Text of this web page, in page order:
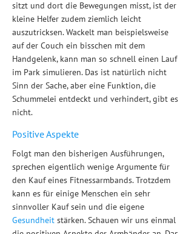
sitzt und dort die Bewegungen misst, ist der
kleine Helfer zudem ziemlich leicht
auszutricksen. Wackelt man beispielsweise
auf der Couch ein bisschen mit dem
Handgelenk, kann man so schnell einen Lauf
im Park simulieren. Das ist natürlich nicht
Sinn der Sache, aber eine Funktion, die
Schummelei entdeckt und verhindert, gibt es
nicht.
Positive Aspekte
Folgt man den bisherigen Ausführungen,
sprechen eigentlich wenige Argumente für
den Kauf eines Fitnessarmbands. Trotzdem
kann es für einige Menschen ein sehr
sinnvoller Kauf sein und die eigene
Gesundheit stärken. Schauen wir uns einmal